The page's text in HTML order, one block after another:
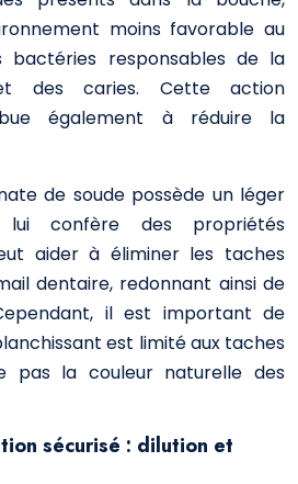
moins favorable au
bactéries responsables de la
des caries. Cette action
également à réduire la
de soude possède un léger
confère des propriétés
aider à éliminer les taches
dentaire, redonnant ainsi de
il est important de
est limité aux taches
pas la couleur naturelle des
sécurisé : dilution et